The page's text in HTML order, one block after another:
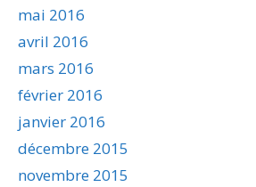
mai 2016
avril 2016
mars 2016
février 2016
janvier 2016
décembre 2015
novembre 2015